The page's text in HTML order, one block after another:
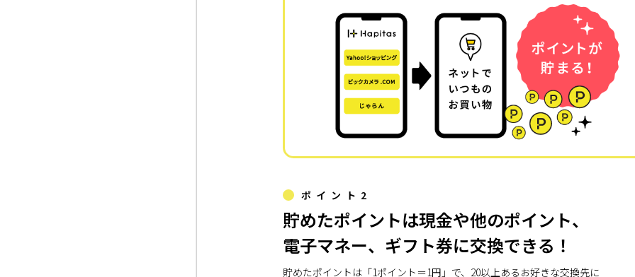
ポイント2
貯めたポイントは現金や他のポイント、
電子マネー、ギフト券に交換できる！
貯めたポイントは「1ポイント＝1円」で、20以上あるお好きな交換先に